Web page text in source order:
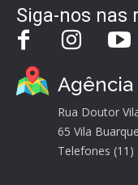
Siga-nos nas
Agência
Rua Doutor
65 Vila
Telefones